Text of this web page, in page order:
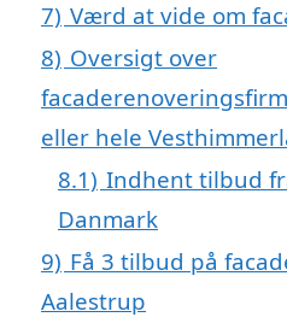
7) Værd at vide om
8) Oversigt over
eller hele
8.1) Indhent tilbud
Danmark
9) Få 3 tilbud på
Aalestrup